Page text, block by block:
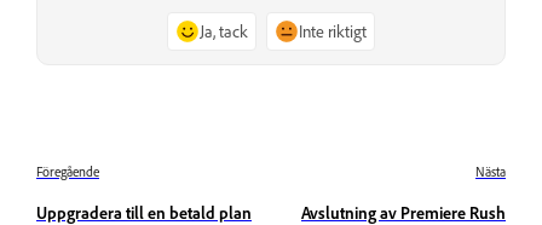
Ja, tack Inte riktigt
Föregående
Uppgradera till en betald plan
Nästa
Avslutning av Premiere Rush